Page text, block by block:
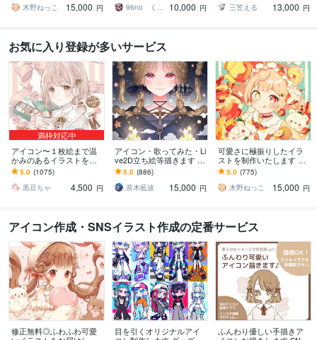
点まで無料！★
木野ねっこ
15,000 円
配信サムネ等用途様々！
96no くろの
10,000 円
ってみたも
三笠える
13,000 円
お気に入り登録が多いサービス
満枠対応中
アイコン〜１枚絵まで温
かみのあるイラストを描
きます ★ココナラ自体が
初めての方も、お気軽に
ご相談ください♪★
5.0 (1075)
黒豆ちゃ
4,500 円
アイコン・歌ってみた・Li
ve2D立ち絵等描きます ち
びキャラや配信用イラス
ト等、幅広く制作してい
ます！
5.0 (886)
茶木藍波
15,000 円
可愛さに極振りしたイラ
ストを制作いたします ★
商用利用＆二次利用込
み！ミニキャラは小物２
点まで無料！★
5.0 (775)
木野ねっこ
15,000 円
アイコン作成・SNSイラスト作成の定番サービス
修正無料◎ふわふわ可愛
目を引くオリジナルアイ
ふんわり優しい手描きア